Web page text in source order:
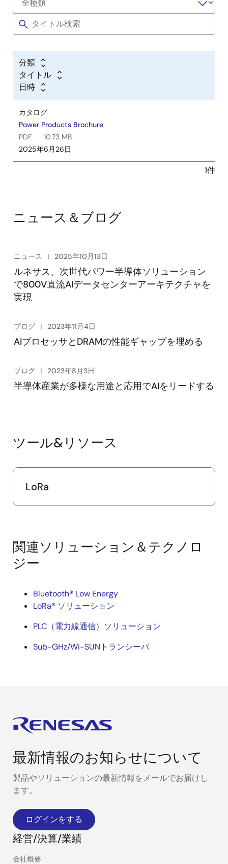
分類
タイトル
日時
カタログ
Power Products Brochure
PDF
10.73 MB
2025年6月26日
1件
ニュース＆ブログ
ニュース 2025年10月13日
ルネサス、次世代パワー半導体ソリューション
で800V直流AIデータセンターアーキテクチャを
実現
ブログ 2023年11月4日
AIプロセッサとDRAMの性能ギャップを埋める
ブログ 2023年8月3日
半導体産業が多様な用途と応用でAIをリードする
ツール&リソース
LoRa
関連ソリューション＆テクノロ
ジー
Bluetooth® Low Energy
LoRa® ソリューション
PLC（電力線通信）ソリューション
Sub-GHz/Wi-SUNトランシーバ
最新情報のお知らせについて
製品やソリューションの最新情報をメールでお届けし
ます。
ログインをする
経営/決算/業績
会社概要